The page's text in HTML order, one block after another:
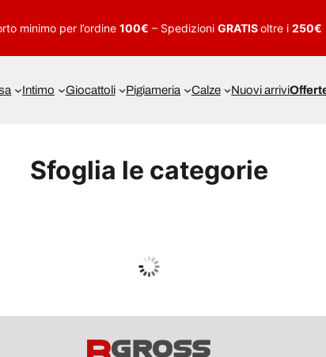
minimo per l’ordine 100€ – Spedizioni GRATISoltre i 250€
Intimo Giocattoli Pigiameria Calze Nuovi arrivi
Sfoglia le categorie
Guarda tutto